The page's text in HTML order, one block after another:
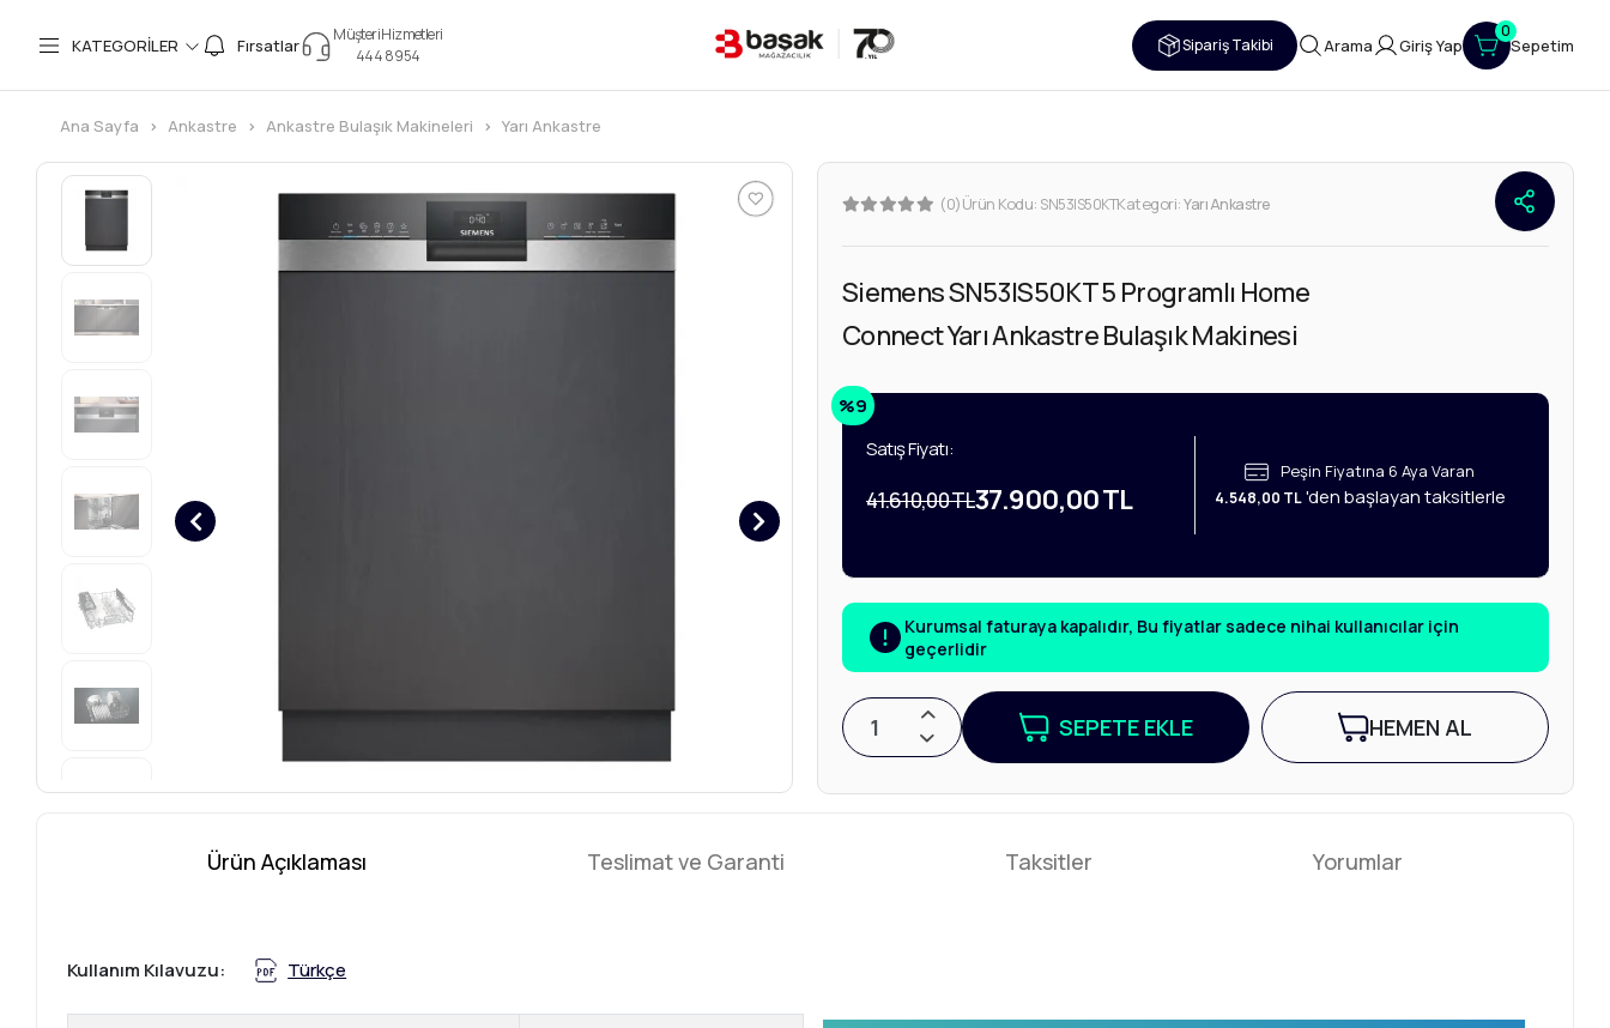
KATEGORİLER Fırsatlar
Müşteri Hizmetleri
444 8 954
Sipariş Takibi Arama Giriş Yap
0
Sepetim
Ana Sayfa Ankastre Ankastre Bulaşık Makineleri Yarı Ankastre
(0)Ürün Kodu: SN53IS50KTKategori:Yarı Ankastre
Siemens SN53IS50KT 5 Programlı Home
Connect Yarı Ankastre Bulaşık Makinesi
%9
Satış Fiyatı:
41.610,00 TL37.900,00 TL
Peşin Fiyatına 6 Aya Varan
4.548,00 TL'den başlayan taksitlerle
Kurumsal faturaya kapalıdır, Bu fiyatlar sadece nihai kullanıcılar için
geçerlidir
SEPETE EKLE HEMEN AL
Ürün Açıklaması Teslimat ve Garanti Taksitler Yorumlar
Kullanım Kılavuzu: Türkçe